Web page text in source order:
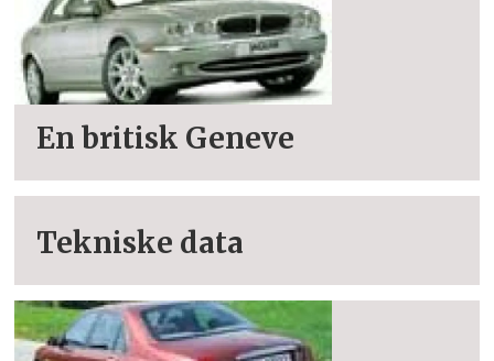
En britisk Geneve
Tekniske data